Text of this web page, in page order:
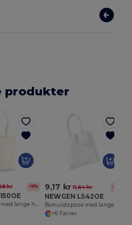
produkter
kr -18% 9,17 kr 11,64 kr -21%
NEWGEN LS42OE
+6 Farver